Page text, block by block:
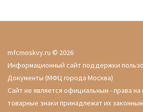
mfcmoskvy.ru © 2026
Информационный сайт поддержки
Документы (МФЦ города Москва)
Сайт не является официальным - права на
товарные знаки принадлежат их